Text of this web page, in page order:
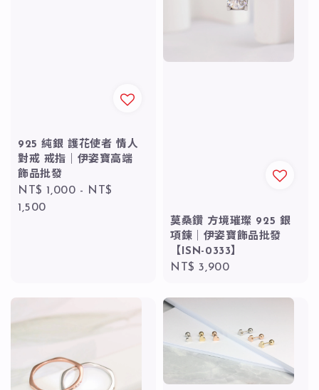
925 純銀 護花使者 情人
對戒 戒指｜伊姿寶高端
飾品批發
Regular
price
NT$ 1,000 - NT$
1,500
莫桑鑽 方境璀璨 925 銀
項鍊｜伊姿寶飾品批發
【ISN-0333】
Regular
NT$ 3,900